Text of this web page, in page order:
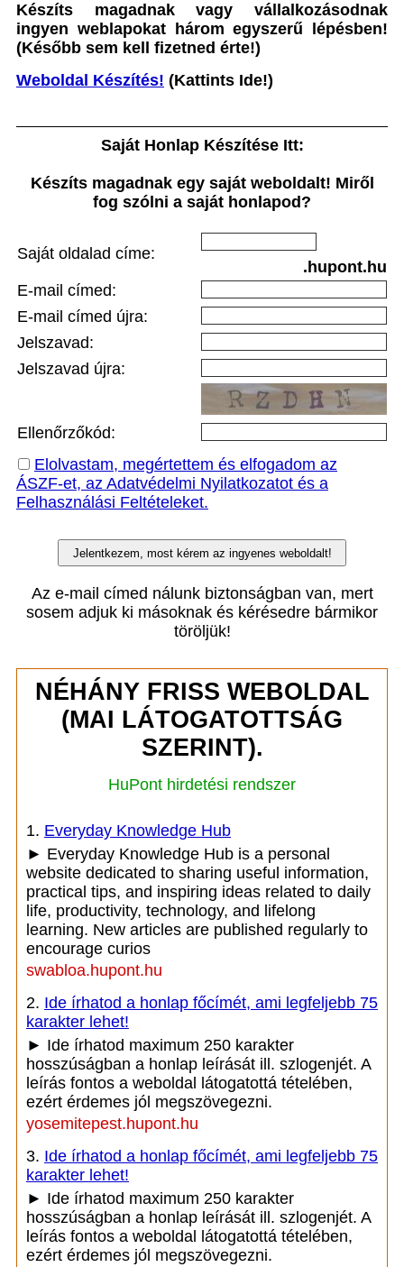
Készíts magadnak vagy vállalkozásodnak
ingyen weblapokat három egyszerű lépésben!
(Később sem kell fizetned érte!)
Weboldal Készítés! (Kattints Ide!)
Saját Honlap Készítése Itt:
Készíts magadnak egy saját weboldalt! Miről
fog szólni a saját honlapod?
Saját oldalad címe:
.hupont.hu
E-mail címed:
E-mail címed újra:
Jelszavad:
Jelszavad újra:
Ellenőrzőkód:
Elolvastam, megértettem és elfogadom az
ÁSZF-et, az Adatvédelmi Nyilatkozatot és a
Felhasználási Feltételeket.
Az e-mail címed nálunk biztonságban van, mert
sosem adjuk ki másoknak és kérésedre bármikor
töröljük!
NÉHÁNY FRISS WEBOLDAL
(MAI LÁTOGATOTTSÁG
SZERINT).
HuPont hirdetési rendszer
1. Everyday Knowledge Hub
► Everyday Knowledge Hub is a personal
website dedicated to sharing useful information,
practical tips, and inspiring ideas related to daily
life, productivity, technology, and lifelong
learning. New articles are published regularly to
encourage curios
swabloa.hupont.hu
2. Ide írhatod a honlap főcímét, ami legfeljebb 75
karakter lehet!
► Ide írhatod maximum 250 karakter
hosszúságban a honlap leírását ill. szlogenjét. A
leírás fontos a weboldal látogatottá tételében,
ezért érdemes jól megszövegezni.
yosemitepest.hupont.hu
3. Ide írhatod a honlap főcímét, ami legfeljebb 75
karakter lehet!
► Ide írhatod maximum 250 karakter
hosszúságban a honlap leírását ill. szlogenjét. A
leírás fontos a weboldal látogatottá tételében,
ezért érdemes jól megszövegezni.